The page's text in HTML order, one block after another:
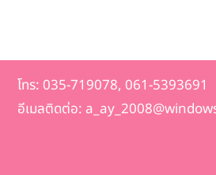
โทร: 035-719078, 061-5393691
อีเมลติดต่อ: